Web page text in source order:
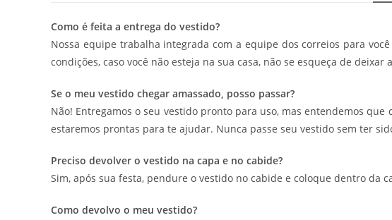
Como é feita a entrega do vestido?
Nossa equipe trabalha integrada com a equipe dos correios para
condições, caso você não esteja na sua casa, não se esqueça de
Se o meu vestido chegar amassado, posso passar?
Não! Entregamos o seu vestido pronto para uso, mas entendemos
estaremos prontas para te ajudar. Nunca passe seu vestido sem ter
Preciso devolver o vestido na capa e no cabide?
Sim, após sua festa, pendure o vestido no cabide e coloque dentro da
Como devolvo o meu vestido?